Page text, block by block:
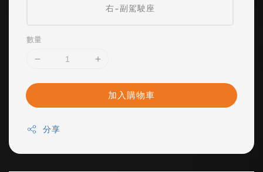
右-副駕駛座
數量
加入購物車
分享